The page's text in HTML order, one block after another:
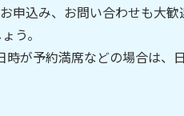
申込み、お問い合わせも大歓
う。
が予約満席などの場合は、